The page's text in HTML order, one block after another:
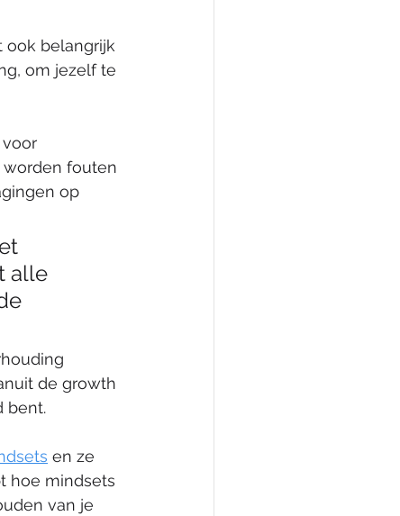
ook belangrijk
om jezelf te
fouten
op
alle
de growth
bent.
en ze
hoe mindsets
van je